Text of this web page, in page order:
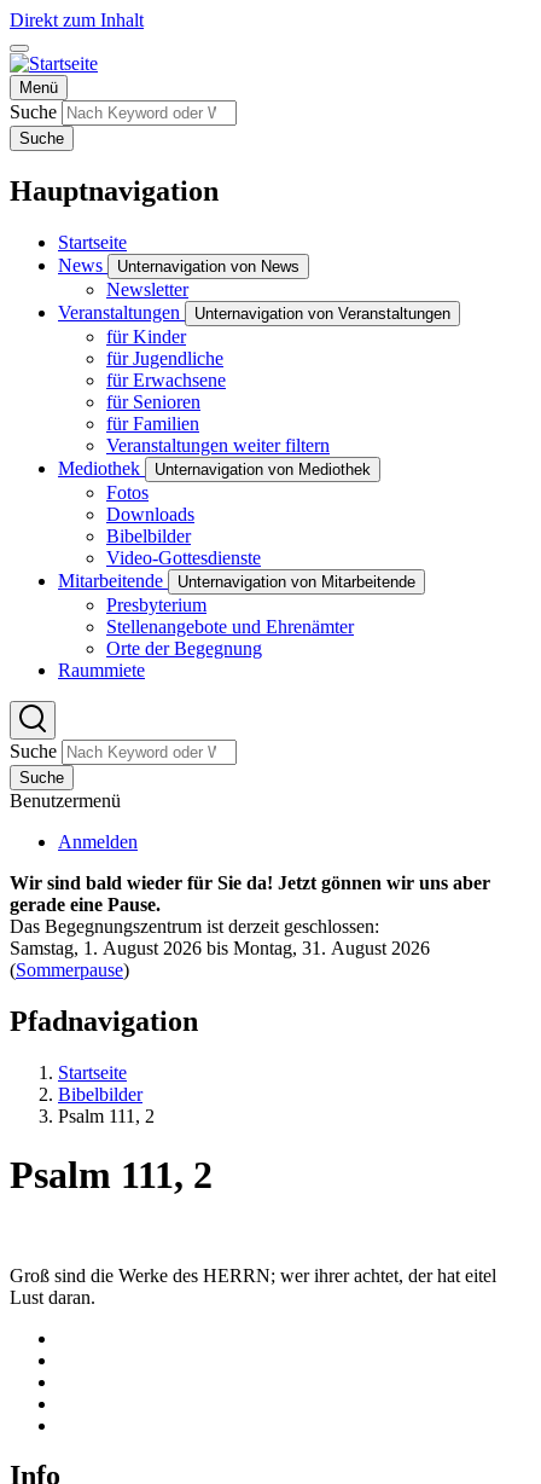
Direkt zum Inhalt
Menü
Suche
Suche
Hauptnavigation
Startseite
News
Unternavigation von News
Newsletter
Veranstaltungen
Unternavigation von Veranstaltungen
für Kinder
für Jugendliche
für Erwachsene
für Senioren
für Familien
Veranstaltungen weiter filtern
Mediothek
Unternavigation von Mediothek
Fotos
Downloads
Bibelbilder
Video-Gottesdienste
Mitarbeitende
Unternavigation von Mitarbeitende
Presbyterium
Stellenangebote und Ehrenämter
Orte der Begegnung
Raummiete
Suche
Suche
Benutzermenü
Anmelden
Wir sind bald wieder für Sie da! Jetzt gönnen wir uns aber
gerade eine Pause.
Das Begegnungszentrum ist derzeit geschlossen:
Samstag, 1. August 2026 bis Montag, 31. August 2026
(Sommerpause)
Pfadnavigation
Startseite
Bibelbilder
Psalm 111, 2
Psalm 111, 2
Groß sind die Werke des HERRN; wer ihrer achtet, der hat eitel
Lust daran.
Info